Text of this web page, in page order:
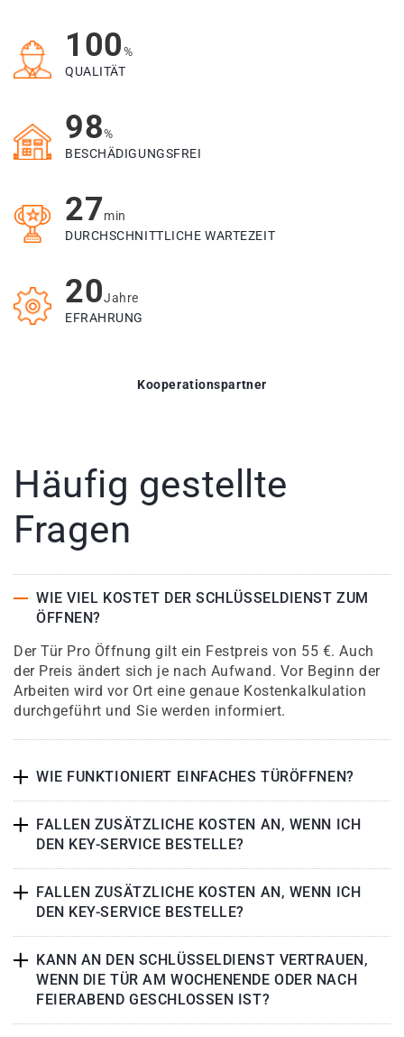
100%
QUALITÄT
98%
BESCHÄDIGUNGSFREI
27min
DURCHSCHNITTLICHE WARTEZEIT
20Jahre
EFRAHRUNG
Kooperationspartner
Häufig gestellte
Fragen
WIE VIEL KOSTET DER SCHLÜSSELDIENST ZUM
ÖFFNEN?
Der Tür Pro Öffnung gilt ein Festpreis von 55 €. Auch
der Preis ändert sich je nach Aufwand. Vor Beginn der
Arbeiten wird vor Ort eine genaue Kostenkalkulation
durchgeführt und Sie werden informiert.
WIE FUNKTIONIERT EINFACHES TÜRÖFFNEN?
FALLEN ZUSÄTZLICHE KOSTEN AN, WENN ICH
DEN KEY-SERVICE BESTELLE?
FALLEN ZUSÄTZLICHE KOSTEN AN, WENN ICH
DEN KEY-SERVICE BESTELLE?
KANN AN DEN SCHLÜSSELDIENST VERTRAUEN,
WENN DIE TÜR AM WOCHENENDE ODER NACH
FEIERABEND GESCHLOSSEN IST?